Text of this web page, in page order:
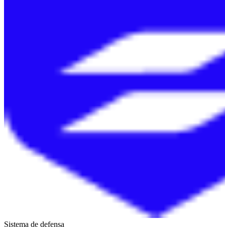
Sistema de defensa